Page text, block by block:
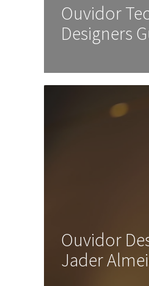
Ouvidor
Designers
Ouvidor
Jader